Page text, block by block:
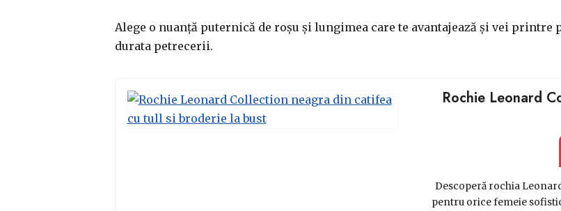
Alege o nuanță puternică de roșu și lungimea care te avantajează și vei
durata petrecerii.
Rochie Leonard
Descoperă rochia
pentru orice femeie